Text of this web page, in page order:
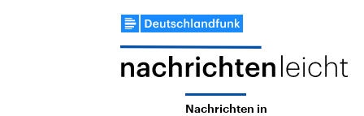
Nachrichten in